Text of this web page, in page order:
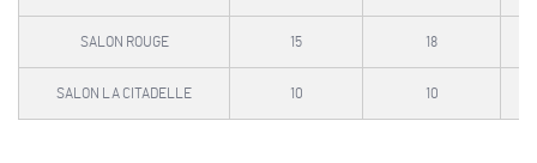
SALON ROUGE 15 18
SALON LA CITADELLE 10 10